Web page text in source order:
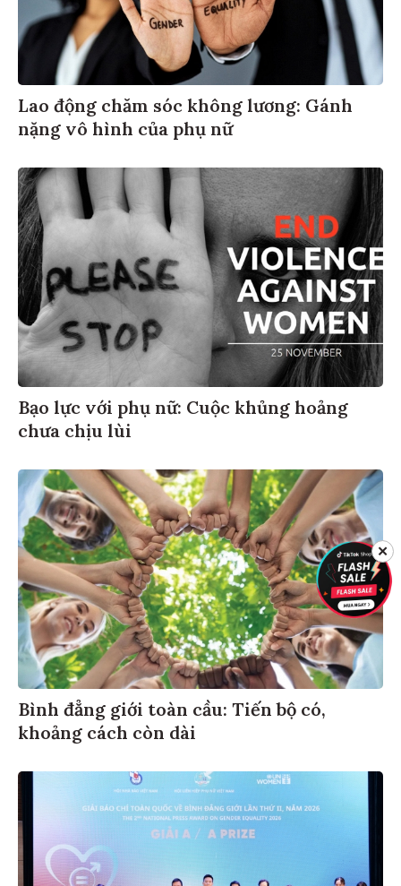
Lao động chăm sóc không lương: Gánh
nặng vô hình của phụ nữ
Bạo lực với phụ nữ: Cuộc khủng hoảng
chưa chịu lùi
Bình đẳng giới toàn cầu: Tiến bộ có,
khoảng cách còn dài
✕